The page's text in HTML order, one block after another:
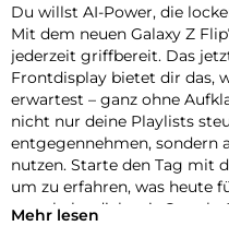
Du willst AI-Power, die
Mit dem neuen Galaxy Z
jederzeit griffbereit. Das
Frontdisplay bietet dir das,
erwartest – ganz ohne
nicht nur deine Playlists
entgegennehmen, sondern
nutzen. Starte den Tag mit
um zu erfahren, was heute
unterhalte dich mit Google
Mehr lesen